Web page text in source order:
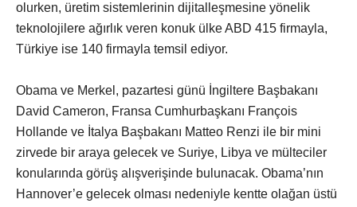
olurken, üretim sistemlerinin dijitalleşmesine yönelik
teknolojilere ağırlık veren konuk ülke ABD 415 firmayla,
Türkiye ise 140 firmayla temsil ediyor.
Obama ve Merkel, pazartesi günü İngiltere Başbakanı
David Cameron, Fransa Cumhurbaşkanı François
Hollande ve İtalya Başbakanı Matteo Renzi ile bir mini
zirvede bir araya gelecek ve Suriye, Libya ve mülteciler
konularında görüş alışverişinde bulunacak. Obama’nın
Hannover’e gelecek olması nedeniyle kentte olağan üstü